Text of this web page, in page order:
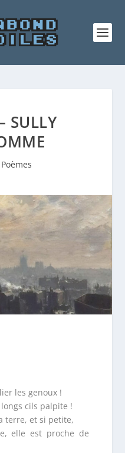
SULLY
Poèmes
les genoux !
longs cils palpite !
terre, et si petite,
elle est proche de